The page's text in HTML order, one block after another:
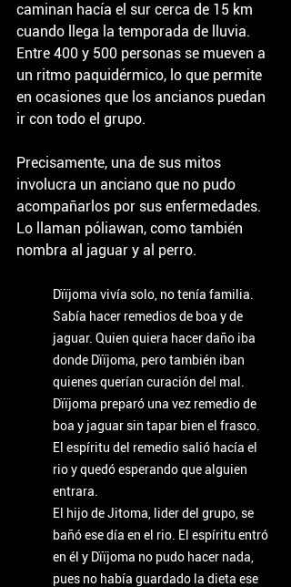
caminan hacía el sur cerca de 15 km
cuando llega la temporada de lluvia.
Entre 400 y 500 personas se mueven a
un ritmo paquidérmico, lo que permite
en ocasiones que los ancianos puedan
ir con todo el grupo.
Precisamente, una de sus mitos
involucra un anciano que no pudo
acompañarlos por sus enfermedades.
Lo llaman póliawan, como también
nombra al jaguar y al perro.
Dïïjoma vivía solo, no tenía familia.
Sabía hacer remedios de boa y de
jaguar. Quien quiera hacer daño iba
donde Dïïjoma, pero también iban
quienes querían curación del mal.
Dïïjoma preparó una vez remedio de
boa y jaguar sin tapar bien el frasco.
El espíritu del remedio salió hacía el
rio y quedó esperando que alguien
entrara.
El hijo de Jitoma, lider del grupo, se
bañó ese día en el rio. El espíritu entró
en él y Dïïjoma no pudo hacer nada,
pues no había guardado la dieta ese